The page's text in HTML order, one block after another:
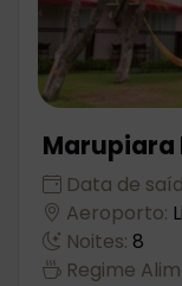
Marupiara
Data de
Aeroporto:
Noites: 8
Regime